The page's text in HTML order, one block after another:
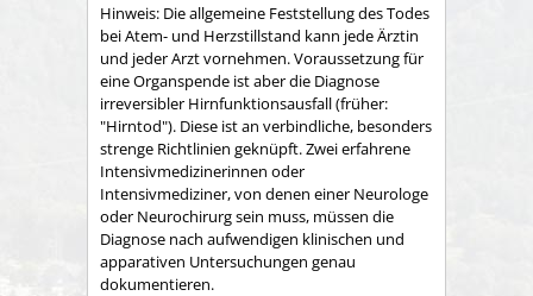
Hinweis: Die allgemeine Feststellung des Todes
bei Atem- und Herzstillstand kann jede Ärztin
und jeder Arzt vornehmen. Voraussetzung für
eine Organspende ist aber die Diagnose
irreversibler Hirnfunktionsausfall (früher:
"Hirntod"). Diese ist an verbindliche, besonders
strenge Richtlinien geknüpft. Zwei erfahrene
Intensivmedizinerinnen oder
Intensivmediziner, von denen einer Neurologe
oder Neurochirurg sein muss, müssen die
Diagnose nach aufwendigen klinischen und
apparativen Untersuchungen genau
dokumentieren.